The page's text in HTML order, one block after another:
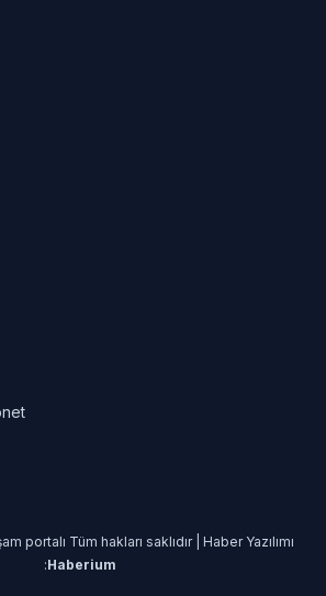
portalı Tüm hakları saklıdır | Haber Yazılımı
:Haberium